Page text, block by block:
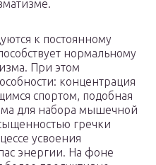
к постоянному
нормальному
При этом
концентрация
спортом, подобная
для набора мышечной
гречки
усвоения
энергии. На фоне